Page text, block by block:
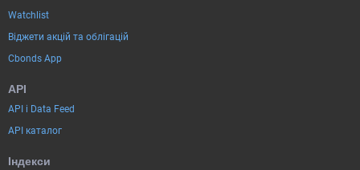
Watchlist
Віджети акцій та облігацій
Cbonds App
API
API і Data Feed
API каталог
Індекси